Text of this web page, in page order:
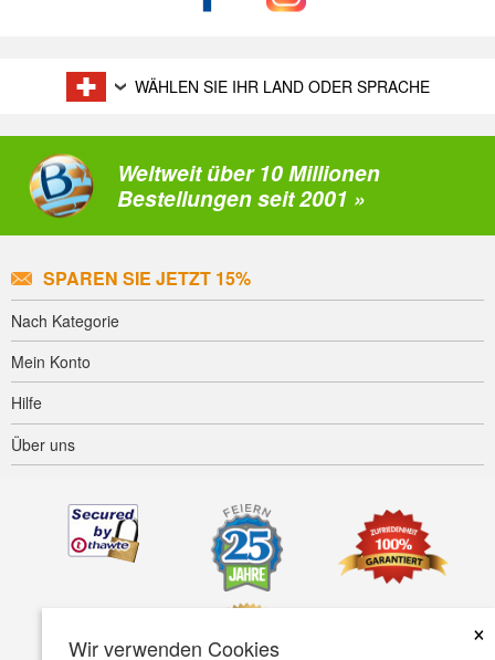
Wir verwenden Cookies
×
WÄHLEN SIE IHR LAND ODER SPRACHE
Weltweit über 10 Millionen
Bestellungen seit 2001 »
SPAREN SIE JETZT 15%
Nach Kategorie
Mein Konto
Hilfe
Über uns